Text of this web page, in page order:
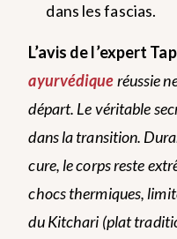
dans les fascias.
L’avis de l’expert
ayurvédiqueréussie
départ. Le véritable
dans la transition.
cure, le corps reste
chocs thermiques,
du Kitchari (plat